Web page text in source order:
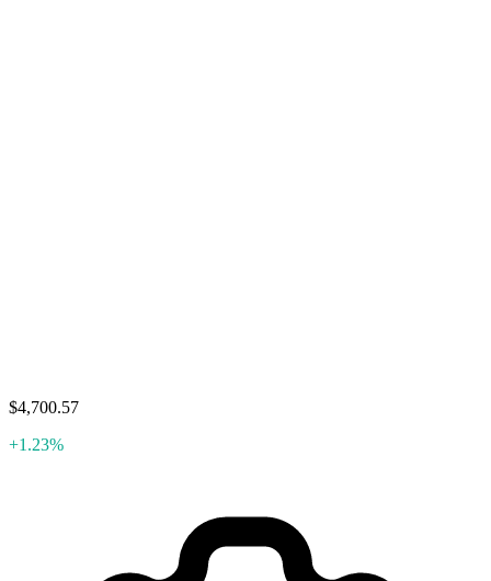
$4,700.57
+1.23%